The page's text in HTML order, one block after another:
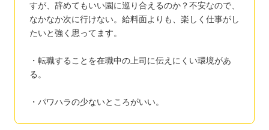
すが、辞めてもいい園に巡り合えるのか？不安なので、
なかなか次に行けない。給料面よりも、楽しく仕事がし
たいと強く思ってます。
・転職することを在職中の上司に伝えにくい環境があ
る。
・パワハラの少ないところがいい。